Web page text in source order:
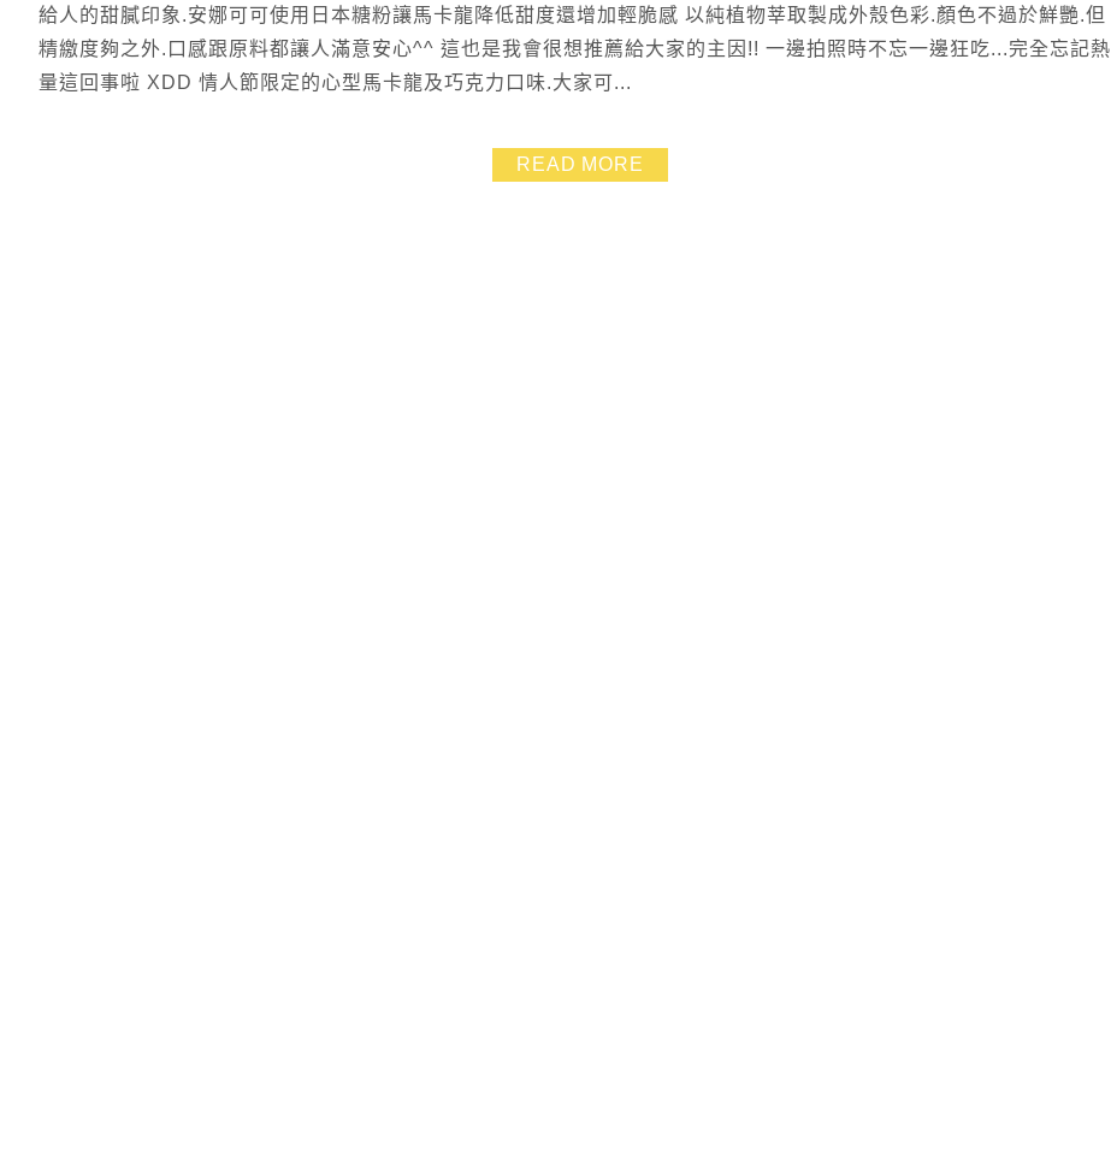
給人的甜膩印象.安娜可可使用日本糖粉讓馬卡龍降低甜度還增加輕脆感 以純植物莘取製成外殼色彩.顏色不過於鮮艷.但
精繳度夠之外.口感跟原料都讓人滿意安心^^ 這也是我會很想推薦給大家的主因!! 一邊拍照時不忘一邊狂吃...完全忘記熱
量這回事啦 XDD 情人節限定的心型馬卡龍及巧克力口味.大家可...
READ MORE